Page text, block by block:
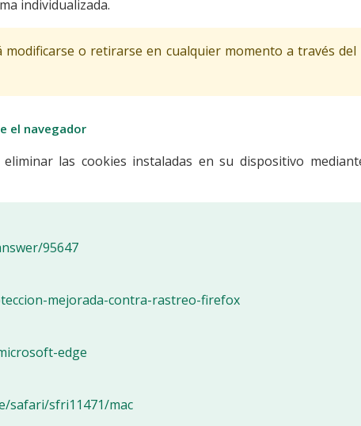
individualizada.
o retirarse en cualquier momento a través
el navegador
las cookies instaladas en su dispositivo
95647
mejorada-contra-rastreo-firefox
edge
safari/sfri11471/mac